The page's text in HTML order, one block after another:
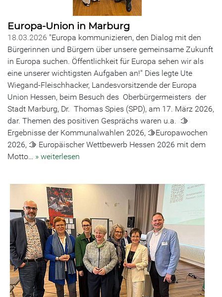
Europa-Union in Marburg
18.03.2026 "Europa kommunizieren, den Dialog mit den
Bürgerinnen und Bürgern über unsere gemeinsame Zukunft
in Europa suchen. Öffentlichkeit für Europa sehen wir als
eine unserer wichtigsten Aufgaben an!" Dies legte Ute
Wiegand-Fleischhacker, Landesvorsitzende der Europa
Union Hessen, beim Besuch des Oberbürgermeisters der
Stadt Marburg, Dr. Thomas Spies (SPD), am 17. März 2026,
dar. Themen des positiven Gesprächs waren u.a. 🫱
Ergebnisse der Kommunalwahlen 2026, 🫱Europawochen
2026, 🫱 Europäischer Wettbewerb Hessen 2026 mit dem
Motto… » weiterlesen